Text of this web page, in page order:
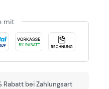
mit
Rabatt bei Zahlungsart